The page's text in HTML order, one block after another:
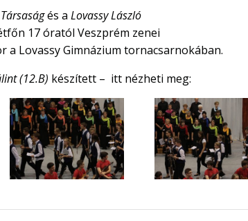
és aLovassy László
17 óratól Veszprém zenei
a Lovassy Gimnázium tornacsarnokában.
(12.B) készített – itt nézheti meg: